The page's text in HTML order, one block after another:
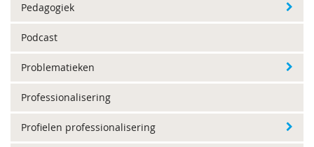
Pedagogiek
Podcast
Problematieken
Professionalisering
Profielen professionalisering